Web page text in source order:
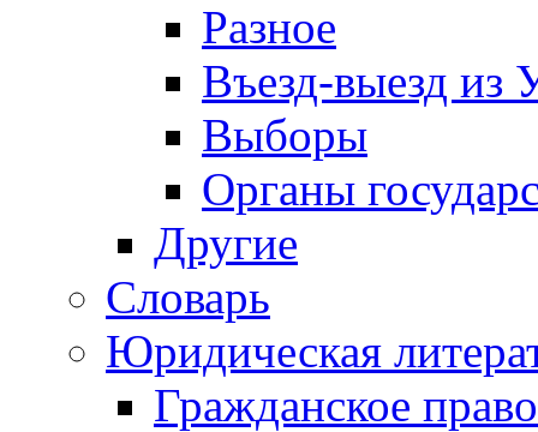
Разное
Въезд-выезд из
Выборы
Органы
Другие
Словарь
Юридическая
Гражданское право